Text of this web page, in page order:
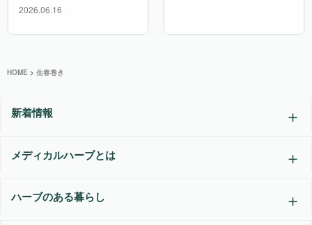
2026.06.16
HOME > 生春巻き
新着情報
メディカルハーブとは
ハーブのある暮らし